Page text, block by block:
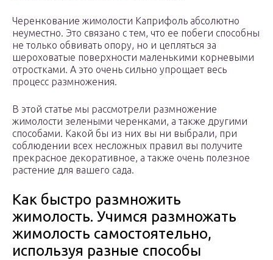
Черенкование жимолости Каприфоль абсолютно
неуместно. Это связано с тем, что ее побеги способны
не только обвивать опору, но и цепляться за
шероховатые поверхности маленькими корневыми
отростками. А это очень сильно упрощает весь
процесс размножения.
В этой статье мы рассмотрели размножение
жимолости зелеными черенками, а также другими
способами. Какой бы из них вы ни выбрали, при
соблюдении всех несложных правил вы получите
прекрасное декоративное, а также очень полезное
растение для вашего сада.
Как быстро размножить
жимолость. Учимся размножать
жимолость самостоятельно,
используя разные способы